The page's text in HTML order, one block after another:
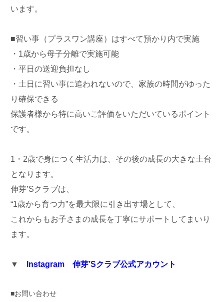
います。
■習い事（プラスワン講座）はすべて預かり内で実施
・1歳から母子分離で実施可能
・平日の送迎負担なし
・土日に習い事に追われないので、家族の時間がゆった
り確保できる
保護者様から特に高いご評価をいただいているポイント
です。
1・2歳で身につく生活力は、その後の成長の大きな土台
となります。
伸芽’Sクラブは、
“1歳から育つ力”を最大限に引き出す場として、
これからもお子さまの成長を丁寧にサポートしてまいり
ます。
▼ Instagram 伸芽’Sクラブ公式アカウント
■お問い合わせ